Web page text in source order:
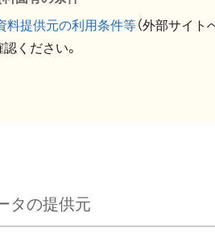
料提供元の利用条件等（外部サイト
認ください。
タの提供元